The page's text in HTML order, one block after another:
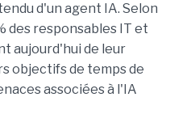
d'un agent IA. Selon
des responsables IT et
aujourd'hui de leur
objectifs de temps de
associées à l'IA